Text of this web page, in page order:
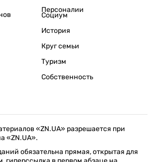
Персоналии
Социум
История
Круг семьи
Туризм
Собственность
«ZN.UA» разрешается при
«ZN.UA».
обязательна прямая, открытая для